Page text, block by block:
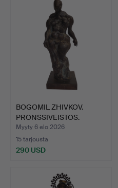
BOGOMIL ZHIVKOV.
PRONSSIVEISTOS.
Myyty 6 elo 2026
15 tarjousta
290 USD